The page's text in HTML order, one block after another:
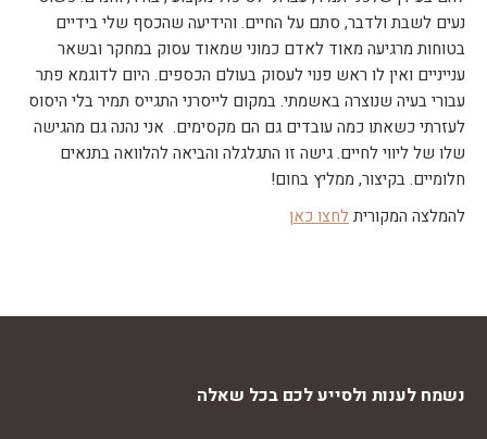
נעים לשבת ולדבר, סתם על החיים. והידיעה שהכסף שלי בידיים
בטוחות מרגיעה מאוד לאדם כמוני שמאוד עסוק במחקר ובשאר
ענייניים ואין לו ראש פנוי לעסוק בעולם הכספים. היום לדוגמא פתר
עבורי בעיה שנוצרה באשמתי. במקום לייסרני התגייס תמיר בלי היסוס
לעזרתי כשאתו כמה עובדים גם הם מקסימים. אני נהנה גם מהגישה
שלו של ליווי לחיים. גישה זו התגלגלה והביאה להלוואה בתנאים
חלומיים. בקיצור, ממליץ בחום!
להמלצה המקוריתלחצו כאן
נשמח לענות ולסייע לכם בכל שאלה